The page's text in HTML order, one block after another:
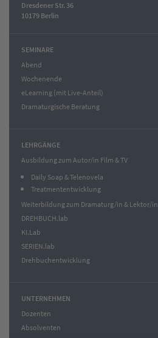
Dresdener Str. 36
10179 Berlin
SEMINARE
Abend
Wochenende
eLearning (mit Live-Anteil)
Dramaturgische Beratung
LEHRGÄNGE
Ausbildung zum Autor/in Film & TV
Daily Soap & Telenovela
Treatmententwicklung
Weiterbildung zum Dramaturg/in & Lektor/in
DREHBUCH.lab
KI.Lab
SERIEN.lab
Drehbuchentwicklung
UNTERNEHMEN
Dozenten
Absolventen